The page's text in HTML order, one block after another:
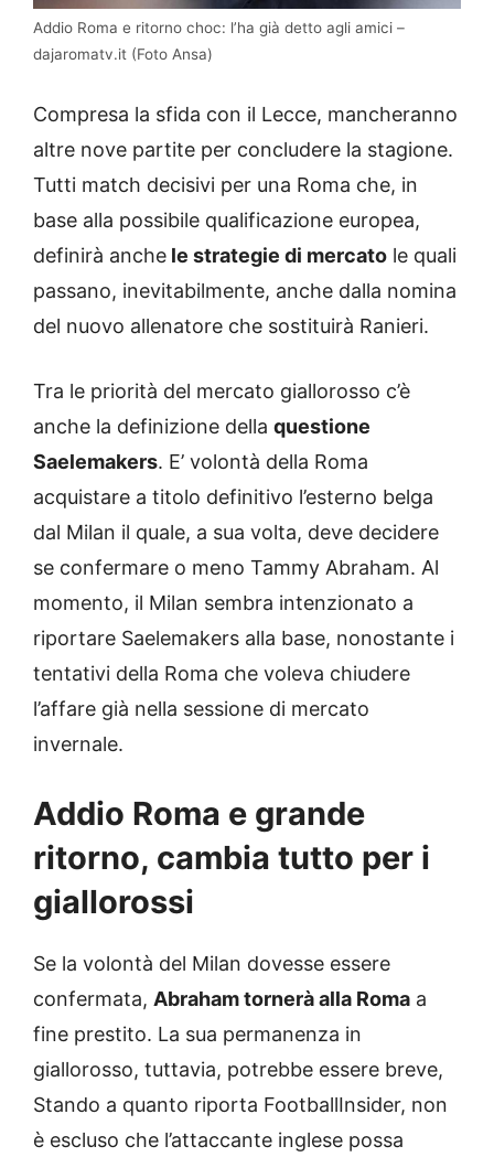
Addio Roma e ritorno choc: l’ha già detto agli amici –
dajaromatv.it (Foto Ansa)
Compresa la sfida con il Lecce, mancheranno
altre nove partite per concludere la stagione.
Tutti match decisivi per una Roma che, in
base alla possibile qualificazione europea,
definirà anche le strategie di mercato le quali
passano, inevitabilmente, anche dalla nomina
del nuovo allenatore che sostituirà Ranieri.
Tra le priorità del mercato giallorosso c’è
anche la definizione della questione
Saelemakers. E’ volontà della Roma
acquistare a titolo definitivo l’esterno belga
dal Milan il quale, a sua volta, deve decidere
se confermare o meno Tammy Abraham. Al
momento, il Milan sembra intenzionato a
riportare Saelemakers alla base, nonostante i
tentativi della Roma che voleva chiudere
l’affare già nella sessione di mercato
invernale.
Addio Roma e grande
ritorno, cambia tutto per i
giallorossi
Se la volontà del Milan dovesse essere
confermata, Abraham tornerà alla Roma a
fine prestito. La sua permanenza in
giallorosso, tuttavia, potrebbe essere breve,
Stando a quanto riporta FootballInsider, non
è escluso che l’attaccante inglese possa